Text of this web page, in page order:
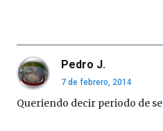
Pedro J.
7 de febrero, 2014
Queriendo decir periodo de